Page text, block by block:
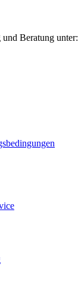
Beratung unter: